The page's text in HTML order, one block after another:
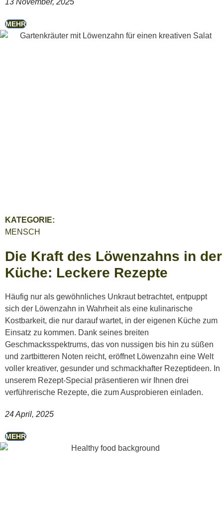
13 November, 2025
MEHR
KATEGORIE:
MENSCH
Die Kraft des Löwenzahns in der
Küche: Leckere Rezepte
Häufig nur als gewöhnliches Unkraut betrachtet, entpuppt
sich der Löwenzahn in Wahrheit als eine kulinarische
Kostbarkeit, die nur darauf wartet, in der eigenen Küche zum
Einsatz zu kommen. Dank seines breiten
Geschmacksspektrums, das von nussigen bis hin zu süßen
und zartbitteren Noten reicht, eröffnet Löwenzahn eine Welt
voller kreativer, gesunder und schmackhafter Rezeptideen. In
unserem Rezept-Special präsentieren wir Ihnen drei
verführerische Rezepte, die zum Ausprobieren einladen.
24 April, 2025
MEHR